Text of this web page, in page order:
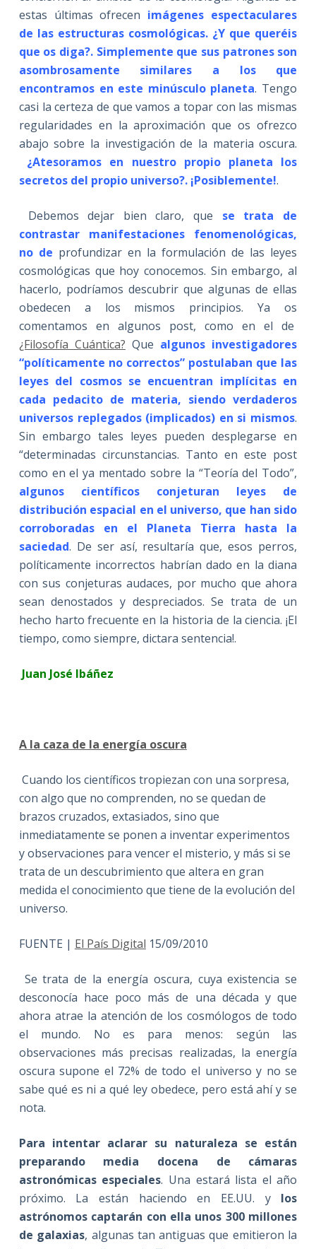
estas últimas ofrecen imágenes espectaculares
de las estructuras cosmológicas. ¿Y que queréis
que os diga?. Simplemente que sus patrones son
asombrosamente similares a los que
encontramos en este minúsculo planeta. Tengo
casi la certeza de que vamos a topar con las mismas
regularidades en la aproximación que os ofrezco
abajo sobre la investigación de la materia oscura.
¿Atesoramos en nuestro propio planeta los
secretos del propio universo?. ¡Posiblemente!.
Debemos dejar bien claro, que se trata de
contrastar manifestaciones fenomenológicas,
no de profundizar en la formulación de las leyes
cosmológicas que hoy conocemos. Sin embargo, al
hacerlo, podríamos descubrir que algunas de ellas
obedecen a los mismos principios. Ya os
comentamos en algunos post, como en el de
¿Filosofía Cuántica? Que algunos investigadores
“políticamente no correctos” postulaban que las
leyes del cosmos se encuentran implícitas en
cada pedacito de materia, siendo verdaderos
universos replegados (implicados) en si mismos.
Sin embargo tales leyes pueden desplegarse en
“determinadas circunstancias. Tanto en este post
como en el ya mentado sobre la “Teoría del Todo”,
algunos científicos conjeturan leyes de
distribución espacial en el universo, que han sido
corroboradas en el Planeta Tierra hasta la
saciedad. De ser así, resultaría que, esos perros,
políticamente incorrectos habrían dado en la diana
con sus conjeturas audaces, por mucho que ahora
sean denostados y despreciados. Se trata de un
hecho harto frecuente en la historia de la ciencia. ¡El
tiempo, como siempre, dictara sentencia!.
Juan José Ibáñez
A la caza de la energía oscura
Cuando los científicos tropiezan con una sorpresa,
con algo que no comprenden, no se quedan de
brazos cruzados, extasiados, sino que
inmediatamente se ponen a inventar experimentos
y observaciones para vencer el misterio, y más si se
trata de un descubrimiento que altera en gran
medida el conocimiento que tiene de la evolución del
universo.
FUENTE | El País Digital 15/09/2010
Se trata de la energía oscura, cuya existencia se
desconocía hace poco más de una década y que
ahora atrae la atención de los cosmólogos de todo
el mundo. No es para menos: según las
observaciones más precisas realizadas, la energía
oscura supone el 72% de todo el universo y no se
sabe qué es ni a qué ley obedece, pero está ahí y se
nota.
Para intentar aclarar su naturaleza se están
preparando media docena de cámaras
astronómicas especiales. Una estará lista el año
próximo. La están haciendo en EE.UU. y los
astrónomos captarán con ella unos 300 millones
de galaxias, algunas tan antiguas que emitieron la